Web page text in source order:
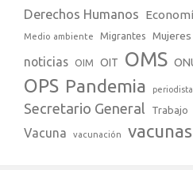
Derechos Humanos
Medio ambiente Migrantes Mujeres
noticias OIM OIT OMS
OPS Pandemia
Secretario General Trabajo
Vacuna vacunación vacunas